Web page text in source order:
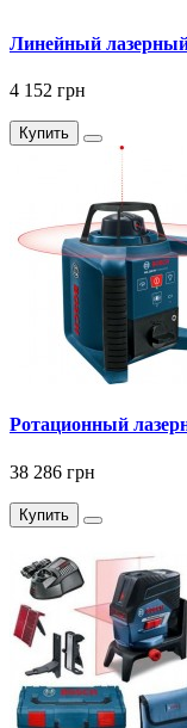
Линейный
4 152 грн
Купить
Ротационный
38 286 грн
Купить